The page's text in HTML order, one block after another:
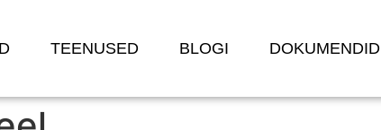
TEENUSED BLOGI DOKUMENDID